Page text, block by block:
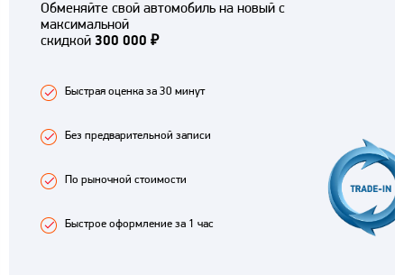
Обменяйте свой автомобиль на новый с
максимальной
скидкой 300 000 ₽
Быстрая оценка за 30 минут
Без предварительной записи
По рыночной стоимости
Быстрое оформление за 1 час